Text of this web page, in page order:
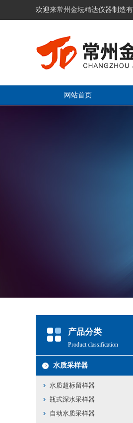
欢迎来常州金坛精达仪器制造
网站首页
产品分类
Product classification
水质采样器
水质超标留样器
瓶式深水采样器
自动水质采样器